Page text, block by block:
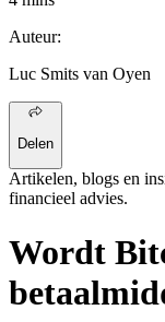
Auteur:
Luc Smits van Oyen
Delen
Artikelen, blogs en
financieel advies.
Wordt